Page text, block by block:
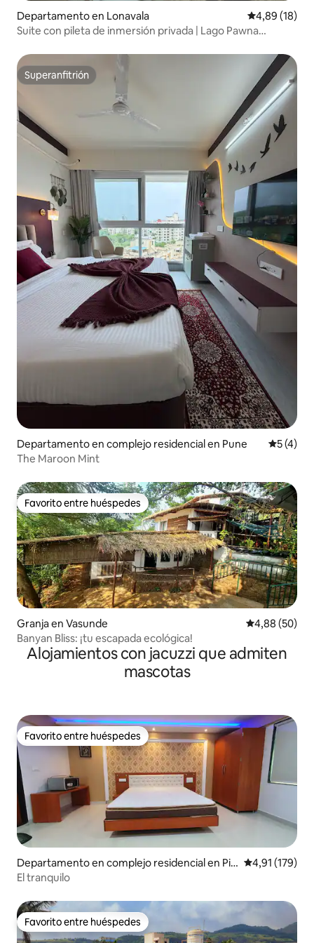
Departamento en Lonavala Calificación
4,89 (18)
Suite con pileta de inmersión privada | Lago Pawna
Superanfitrión
Superanfitrión
Departamento en complejo residencial en Pune
5 (4)
The Maroon Mint
Favorito entre huéspedes
Favorito entre huéspedes
Granja en Vasunde Calificación
4,88 (50)
Banyan Bliss: ¡tu escapada ecológica!
Alojamientos con jacuzzi que admiten
mascotas
Favorito entre huéspedes
Favorito entre huéspedes
Departamento en complejo residencial en Pi
mpri-Chinchwad
Calificación
4,91 (179)
El tranquilo
Favorito entre huéspedes
Favorito entre huéspedes